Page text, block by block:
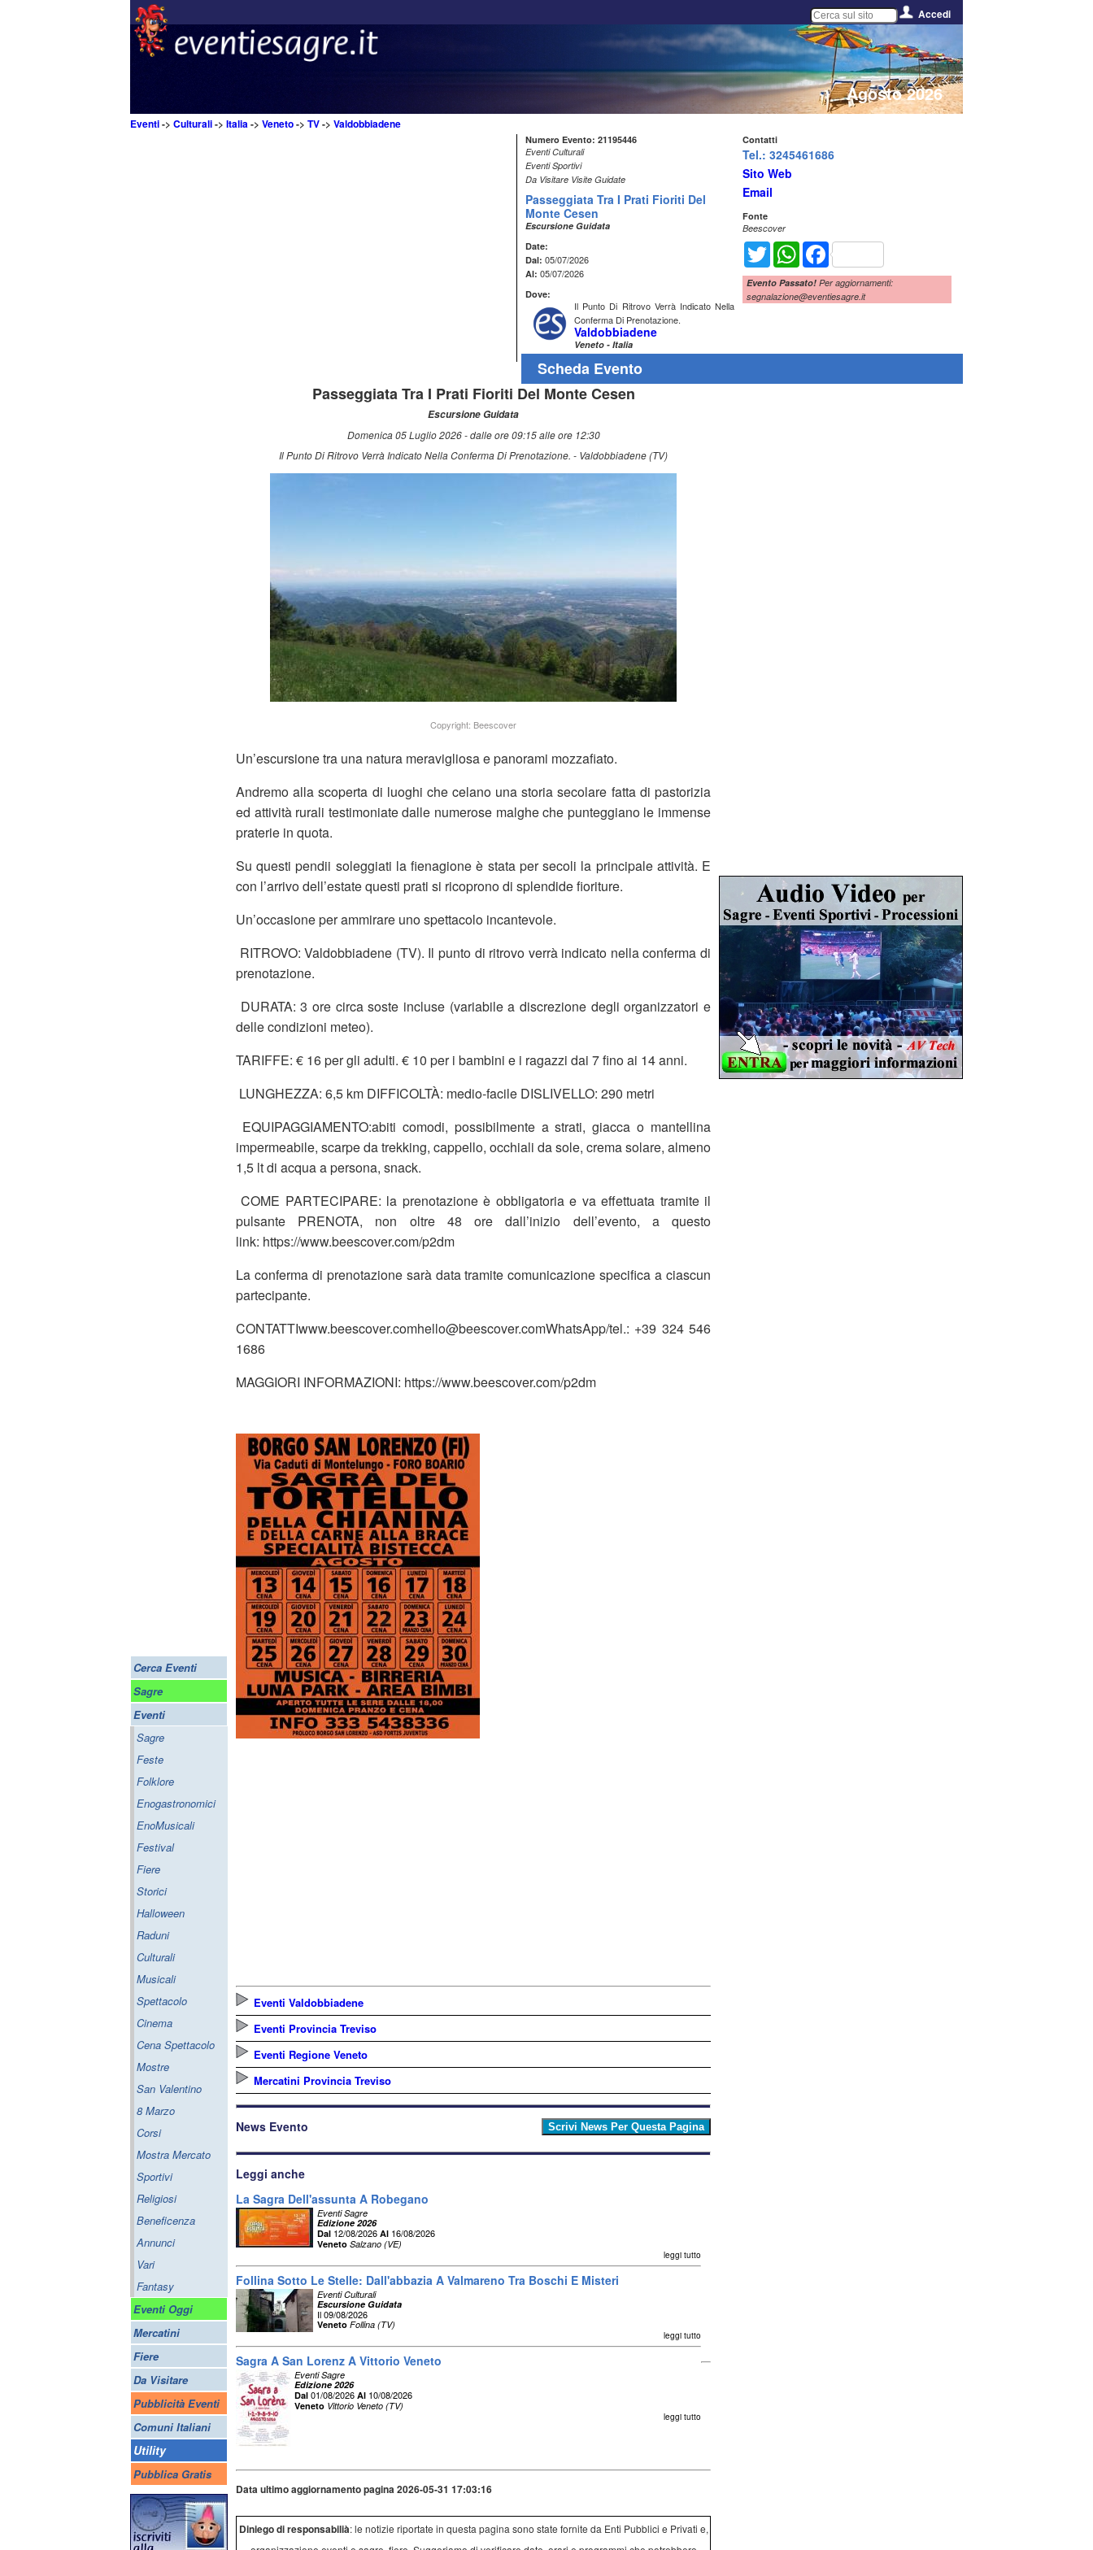
Accedi
Agosto 2026
Eventi-> Culturali-> Italia-> Veneto-> TV-> Valdobbiadene
Cerca Eventi
Sagre
Eventi
Sagre
Feste
Folklore
Enogastronomici
EnoMusicali
Festival
Fiere
Storici
Halloween
Raduni
Culturali
Musicali
Spettacolo
Cinema
Cena Spettacolo
Mostre
San Valentino
8 Marzo
Corsi
Mostra Mercato
Sportivi
Religiosi
Beneficenza
Annunci
Vari
Fantasy
Eventi Oggi
Mercatini
Fiere
Da Visitare
Pubblicità Eventi
Comuni Italiani
Utility
Pubblica Gratis
Numero Evento: 21195446
Eventi Culturali
Eventi Sportivi
Da Visitare Visite Guidate
Passeggiata Tra I Prati Fioriti Del
Monte Cesen
Escursione Guidata
Date:
Dal: 05/07/2026
Al: 05/07/2026
Dove:
Il Punto Di Ritrovo Verrà Indicato Nella
Conferma Di Prenotazione.
Valdobbiadene
Veneto - Italia
Contatti
Tel.: 3245461686
Sito Web
Email
Fonte
Beescover
Twitter WhatsAppFacebook
Evento Passato! Per aggiornamenti:
segnalazione@eventiesagre.it
Scheda Evento
Passeggiata Tra I Prati Fioriti Del Monte Cesen
Escursione Guidata
Domenica 05 Luglio 2026 - dalle ore 09:15 alle ore 12:30
Il Punto Di Ritrovo Verrà Indicato Nella Conferma Di Prenotazione. - Valdobbiadene (TV)
Copyright: Beescover
Un’escursione tra una natura meravigliosa e panorami mozzafiato.
Andremo alla scoperta di luoghi che celano una storia secolare fatta di pastorizia
ed attività rurali testimoniate dalle numerose malghe che punteggiano le immense
praterie in quota.
Su questi pendii soleggiati la fienagione è stata per secoli la principale attività. E
con l’arrivo dell’estate questi prati si ricoprono di splendide fioriture.
Un’occasione per ammirare uno spettacolo incantevole.
RITROVO: Valdobbiadene (TV). Il punto di ritrovo verrà indicato nella conferma di
prenotazione.
DURATA: 3 ore circa soste incluse (variabile a discrezione degli organizzatori e
delle condizioni meteo).
TARIFFE: € 16 per gli adulti. € 10 per i bambini e i ragazzi dai 7 fino ai 14 anni.
LUNGHEZZA: 6,5 km DIFFICOLTÀ: medio-facile DISLIVELLO: 290 metri
EQUIPAGGIAMENTO:abiti comodi, possibilmente a strati, giacca o mantellina
impermeabile, scarpe da trekking, cappello, occhiali da sole, crema solare, almeno
1,5 lt di acqua a persona, snack.
COME PARTECIPARE: la prenotazione è obbligatoria e va effettuata tramite il
pulsante PRENOTA, non oltre 48 ore dall’inizio dell’evento, a questo
link: https://www.beescover.com/p2dm
La conferma di prenotazione sarà data tramite comunicazione specifica a ciascun
partecipante.
CONTATTIwww.beescover.comhello@beescover.comWhatsApp/tel.: +39 324 546
1686
MAGGIORI INFORMAZIONI: https://www.beescover.com/p2dm
Eventi Valdobbiadene
Eventi Provincia Treviso
Eventi Regione Veneto
Mercatini Provincia Treviso
News Evento
Leggi anche
La Sagra Dell'assunta A Robegano
Eventi Sagre
Edizione 2026
Dal 12/08/2026 Al 16/08/2026
Veneto Salzano (VE)
leggi tutto
Follina Sotto Le Stelle: Dall'abbazia A Valmareno Tra Boschi E Misteri
Eventi Culturali
Escursione Guidata
Il 09/08/2026
Veneto Follina (TV)
leggi tutto
Sagra A San Lorenz A Vittorio Veneto
Eventi Sagre
Edizione 2026
Dal 01/08/2026 Al 10/08/2026
Veneto Vittorio Veneto (TV)
leggi tutto
Data ultimo aggiornamento pagina 2026-05-31 17:03:16
Diniego di responsabilià: le notizie riportate in questa pagina sono state fornite da Enti Pubblici e Privati e,